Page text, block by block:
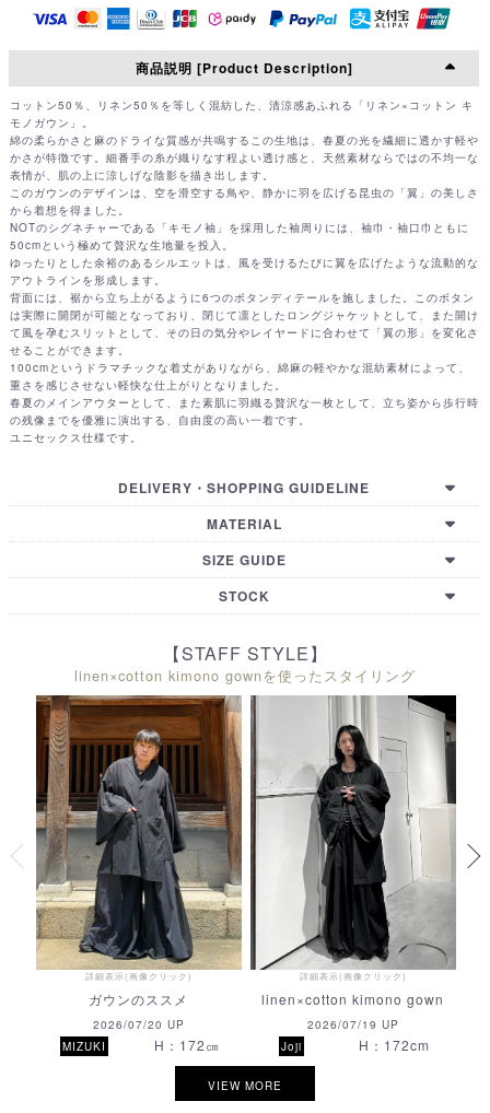
商品説明 [Product Description]
コットン50％、リネン50％を等しく混紡した、清涼感あふれる「リネン×コットン キ
モノガウン」。
綿の柔らかさと麻のドライな質感が共鳴するこの生地は、春夏の光を繊細に透かす軽や
かさが特徴です。細番手の糸が織りなす程よい透け感と、天然素材ならではの不均一な
表情が、肌の上に涼しげな陰影を描き出します。
このガウンのデザインは、空を滑空する鳥や、静かに羽を広げる昆虫の「翼」の美しさ
から着想を得ました。
NOTのシグネチャーである「キモノ袖」を採用した袖周りには、袖巾・袖口巾ともに
50cmという極めて贅沢な生地量を投入。
ゆったりとした余裕のあるシルエットは、風を受けるたびに翼を広げたような流動的な
アウトラインを形成します。
背面には、裾から立ち上がるように6つのボタンディテールを施しました。このボタン
は実際に開閉が可能となっており、閉じて凛としたロングジャケットとして、また開け
て風を孕むスリットとして、その日の気分やレイヤードに合わせて「翼の形」を変化さ
せることができます。
100cmというドラマチックな着丈がありながら、綿麻の軽やかな混紡素材によって、
重さを感じさせない軽快な仕上がりとなりました。
春夏のメインアウターとして、また素肌に羽織る贅沢な一枚として、立ち姿から歩行時
の残像までを優雅に演出する、自由度の高い一着です。
ユニセックス仕様です。
DELIVERY・SHOPPING GUIDELINE
【国内配送・お支払い・諸注意】
【国际配送・支付方式・购买须知】
【GUIDELINE (EN)】
【International Shipping Country List】
MATERIAL
SIZE GUIDE
100㎝ 48㎝ 56㎝ 60㎝
STOCK
TOKYO OSAKA KYOTO HIROSHIMA FUKUOKA
△
取置きする
△
取置きする
△
取置きする
×
取寄せする
〇
【STAFF STYLE】
linen×cotton kimono gownを使ったスタイリング
詳細表示(画像クリック)
ガウンのススメ
2026/07/20 UP
MIZUKI
H：172㎝
詳細表示(画像クリック)
linen×cotton kimono gown
2026/07/19 UP
Joji
H：172cm
VIEW MORE